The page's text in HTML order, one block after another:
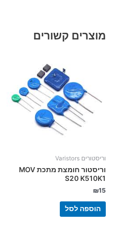
מוצרים קשורים
וריסטורים Varistors
וריסטור חומצת מתכת MOV
S20 K510K1
₪15
הוספה לסל